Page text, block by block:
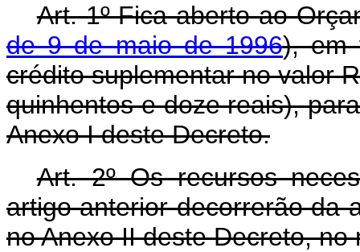
Art. 1º Fica aberto ao
de 9 de maio de 1996), em
crédito suplementar no valor
quinhentos e doze reais),
Anexo I deste Decreto.
Art. 2º Os recursos
artigo anterior decorrerão da
no Anexo II deste Decreto,